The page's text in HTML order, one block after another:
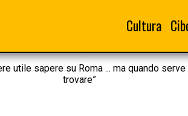
Cultura
utile sapere su Roma ... ma quando
trovare”